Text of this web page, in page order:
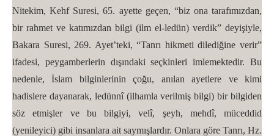
Nitekim, Kehf Suresi, 65. ayette geçen, “biz ona tarafımızdan,
bir rahmet ve katımızdan bilgi (ilm el-ledün) verdik” deyişiyle,
Bakara Suresi, 269. Ayet’teki, “Tanrı hikmeti dilediğine verir”
ifadesi, peygamberlerin dışındaki seçkinleri imlemektedir. Bu
nedenle, İslam bilginlerinin çoğu, anılan ayetlere ve kimi
hadislere dayanarak, ledünnî (ilhamla verilmiş bilgi) bir bilgiden
söz etmişler ve bu bilgiyi, velî, şeyh, mehdî, müceddid
(yenileyici) gibi insanlara ait saymışlardır. Onlara göre Tanrı, Hz.